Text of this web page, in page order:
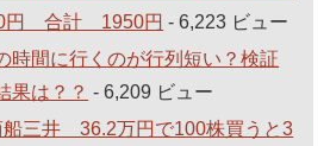
円 合計 1950円 - 6,223 ビュー
間に行くのが行列短い？検証
果は？？ - 6,209 ビュー
三井 36.2万円で100株買うと3